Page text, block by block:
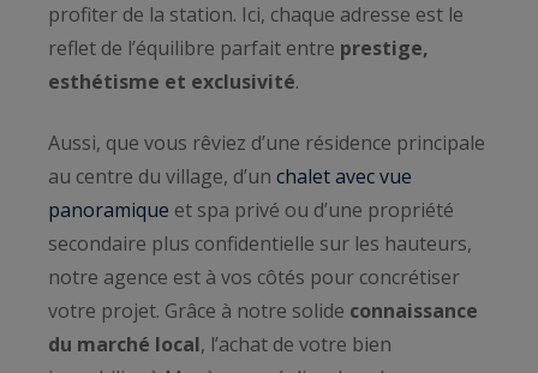
profiter de la station. Ici, chaque adresse est le
reflet de l’équilibre parfait entre prestige,
esthétisme et exclusivité.
Aussi, que vous rêviez d’une résidence principale
au centre du village, d’un chalet avec vue
panoramique et spa privé ou d’une propriété
secondaire plus confidentielle sur les hauteurs,
notre agence est à vos côtés pour concrétiser
votre projet. Grâce à notre solide connaissance
du marché local, l’achat de votre bien